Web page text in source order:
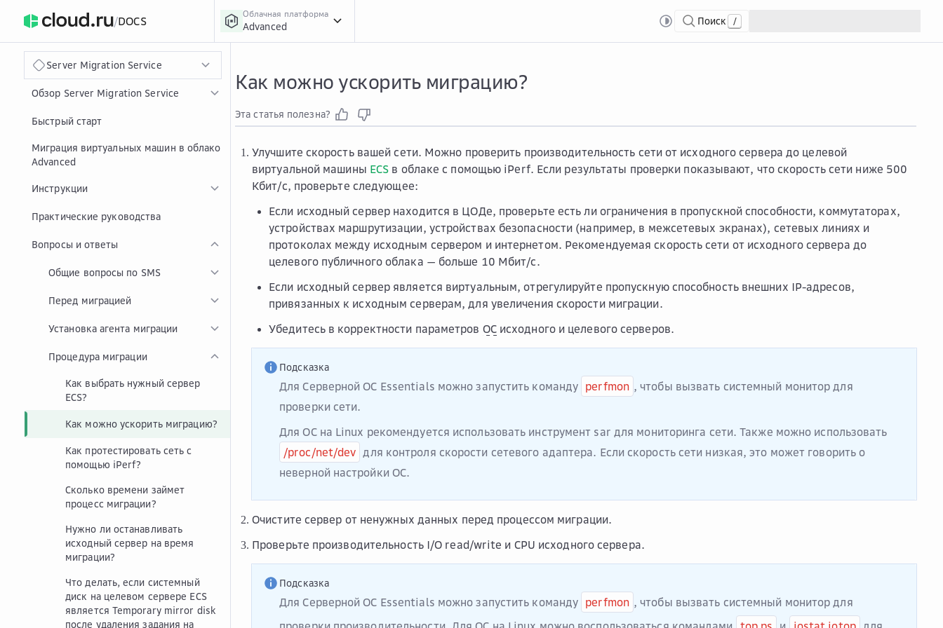
/DOCS
Облачная платформа
Advanced Поиск /
Server Migration Service
Обзор Server Migration Service
Быстрый старт
Миграция виртуальных машин в облако
Advanced
Инструкции
Практические руководства
Вопросы и ответы
Общие вопросы по SMS
Перед миграцией
Установка агента миграции
Процедура миграции
Как выбрать нужный сервер
ECS?
Как можно ускорить миграцию?
Как протестировать сеть с
помощью iPerf?
Сколько времени займет
процесс миграции?
Нужно ли останавливать
исходный сервер на время
миграции?
Что делать, если системный
диск на целевом сервере ECS
является Temporary mirror disk
после удаления задания на
Как можно ускорить миграцию?
Эта статья полезна?
Улучшите скорость вашей сети. Можно проверить производительность сети от исходного сервера до целевой
виртуальной машины ECS в облаке с помощью iPerf. Если результаты проверки показывают, что скорость сети ниже 500
Кбит/с, проверьте следующее:
Если исходный сервер находится в ЦОДе, проверьте есть ли ограничения в пропускной способности, коммутаторах,
устройствах маршрутизации, устройствах безопасности (например, в межсетевых экранах), сетевых линиях и
протоколах между исходным сервером и интернетом. Рекомендуемая скорость сети от исходного сервера до
целевого публичного облака — больше 10 Мбит/с.
Если исходный сервер является виртуальным, отрегулируйте пропускную способность внешних IP-адресов,
привязанных к исходным серверам, для увеличения скорости миграции.
Убедитесь в корректности параметров ОСисходного и целевого серверов.
Подсказка
Для Серверной ОС Essentials можно запустить команду perfmon , чтобы вызвать системный монитор для
проверки сети.
Для ОС на Linux рекомендуется использовать инструмент sar для мониторинга сети. Также можно использовать
/proc/net/dev для контроля скорости сетевого адаптера. Если скорость сети низкая, это может говорить о
неверной настройки ОС.
Очистите сервер от ненужных данных перед процессом миграции.
Проверьте производительность I/O read/write и CPU исходного сервера.
Подсказка
Для Серверной ОС Essentials можно запустить команду perfmon , чтобы вызвать системный монитор для